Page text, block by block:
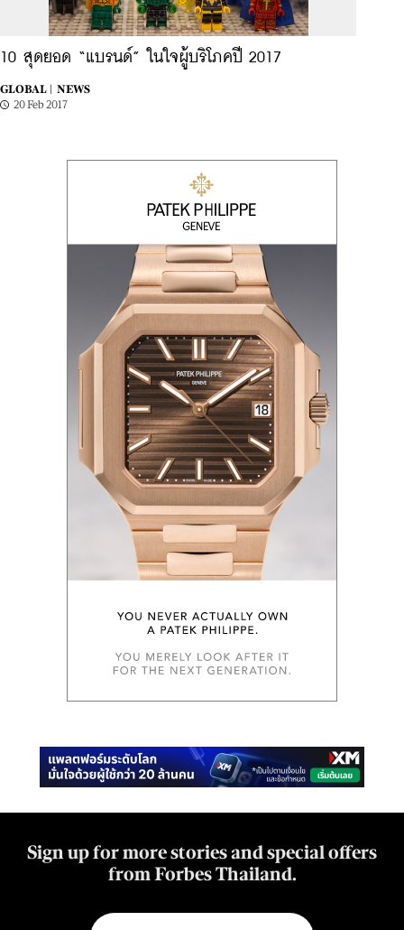
10 สุดยอด “แบรนด์” ในใจผู้บริโภคปี 2017
GLOBAL |
NEWS
20 Feb 2017
Sign up for more stories and special offers
from Forbes Thailand.